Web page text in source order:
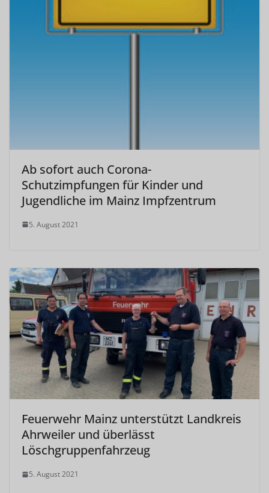
Ab sofort auch Corona-
Schutzimpfungen für Kinder und
Jugendliche im Mainz Impfzentrum
5. August 2021
Feuerwehr Mainz unterstützt Landkreis
Ahrweiler und überlässt
Löschgruppenfahrzeug
5. August 2021